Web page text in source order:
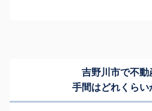
吉野川市で不動
手間はどれくらい